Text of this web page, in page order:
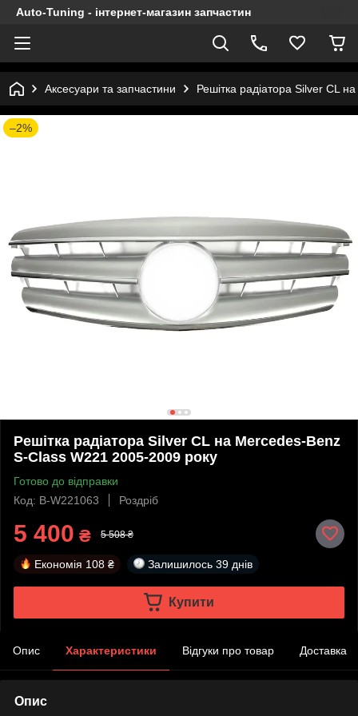
Auto-Tuning - інтернет-магазин запчастин
Аксесуари та запчастини Решітка радіатора Silver CL
–2%
Решітка радіатора Silver CL на Mercedes-Benz
S-Class W221 2005-2009 року
Готово до відправки
Код: B-W221063
Роздріб
5 400 ₴ 5 508 ₴
Економія 108 ₴ Залишилось 39 днів
Купити
Опис Характеристики Відгуки про товар Доставка
Опис